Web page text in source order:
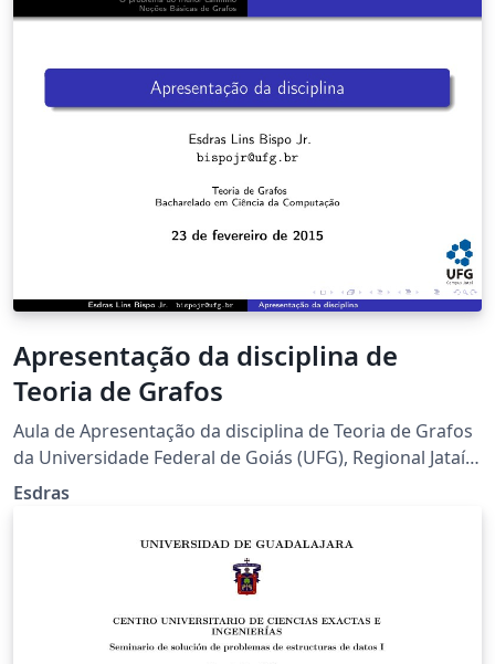
Apresentação da disciplina de
Teoria de Grafos
Aula de Apresentação da disciplina de Teoria de Grafos
da Universidade Federal de Goiás (UFG), Regional Jataí,
semestre 2016.1.
Esdras